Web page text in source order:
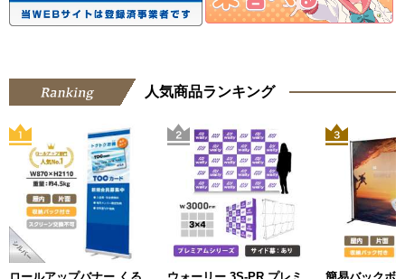
人気商品ランキング